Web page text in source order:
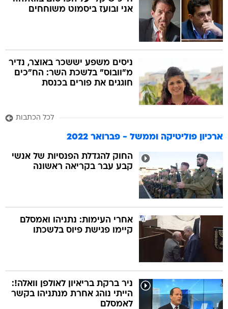
אני ובועז ביסמוט משוחחים
ניסים משפע יששכר באוצר, נדיר
מ"וובוס" בלשכת השר: הח"כים
חוגגים את פורים בכנסת
לכל הכתבות
ארכיון פוליטיקה וממשל - פברואר 2022
החוק להגדלת הפנסיות של אנשי
קבע עבר בקריאה ראשונה
אחרי העימות: נתניהו ואמסלם
קיימו פגישת פיוס בלשכתו
ניר ברקת בריאיון לאולפן וואלה!:
הייתי נוהג אחרת מנתניהו בקשר
לאמסלם